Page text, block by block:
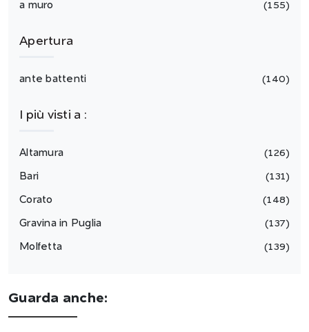
a muro 155
Apertura
ante battenti 140
I più visti a :
Altamura 126
Bari 131
Corato 148
Gravina in Puglia 137
Molfetta 139
Guarda anche: